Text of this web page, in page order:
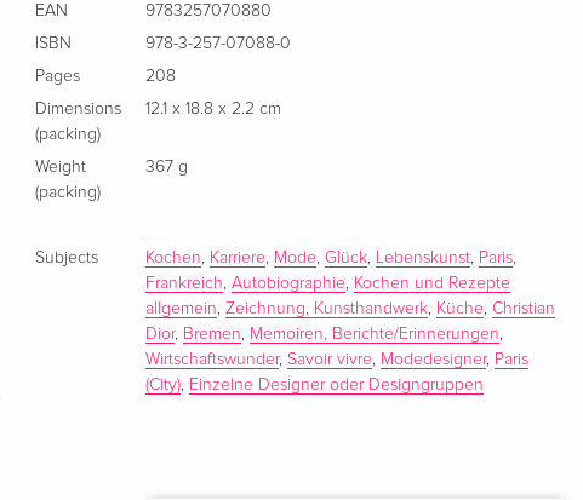
EAN
9783257070880
ISBN
978-3-257-07088-0
Pages
208
Dimensions
(packing)
12.1 x 18.8 x 2.2 cm
Weight
(packing)
367 g
Subjects Kochen, Karriere, Mode,Glück, Lebenskunst, Paris,
Frankreich,Autobiographie, Kochen und Rezepte
allgemein,Zeichnung, Kunsthandwerk, Küche,Christian
Dior, Bremen, Memoiren, Berichte/Erinnerungen,
Wirtschaftswunder,Savoir vivre, Modedesigner, Paris
(City), Einzelne Designer oder Designgruppen